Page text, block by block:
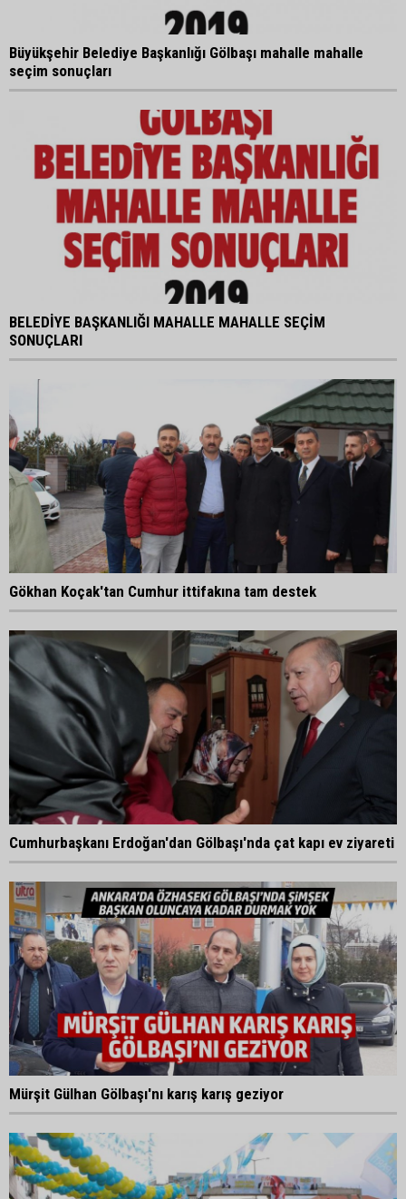
Büyükşehir Belediye Başkanlığı Gölbaşı mahalle mahalle
seçim sonuçları
BELEDİYE BAŞKANLIĞI MAHALLE MAHALLE SEÇİM
SONUÇLARI
Gökhan Koçak'tan Cumhur ittifakına tam destek
Cumhurbaşkanı Erdoğan'dan Gölbaşı'nda çat kapı ev ziyareti
Mürşit Gülhan Gölbaşı'nı karış karış geziyor